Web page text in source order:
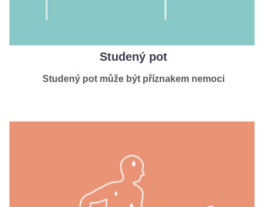
Studený pot
Studený pot může být příznakem nemoci